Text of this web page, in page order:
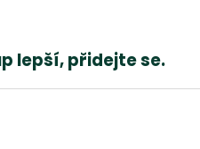
lepší, přidejte se.